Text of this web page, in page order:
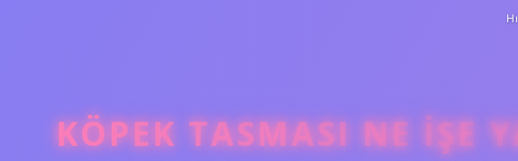
KÖPEK TASMASI NE IŞE